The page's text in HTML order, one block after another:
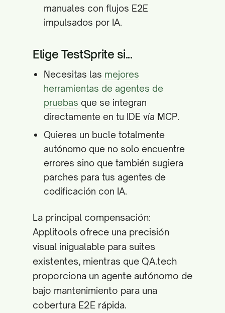
manuales con flujos E2E
impulsados por IA.
Elige TestSprite si...
Necesitas las mejores
herramientas de agentes de
pruebas que se integran
directamente en tu IDE vía MCP.
Quieres un bucle totalmente
autónomo que no solo encuentre
errores sino que también sugiera
parches para tus agentes de
codificación con IA.
La principal compensación:
Applitools ofrece una precisión
visual inigualable para suites
existentes, mientras que QA.tech
proporciona un agente autónomo de
bajo mantenimiento para una
cobertura E2E rápida.